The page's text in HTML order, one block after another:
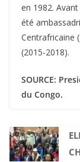
en 1982.
été
Centrafricaine
(2015-2018).
SOURCE:
du Congo.